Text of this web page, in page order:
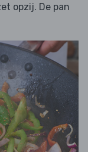
opzij. De pan